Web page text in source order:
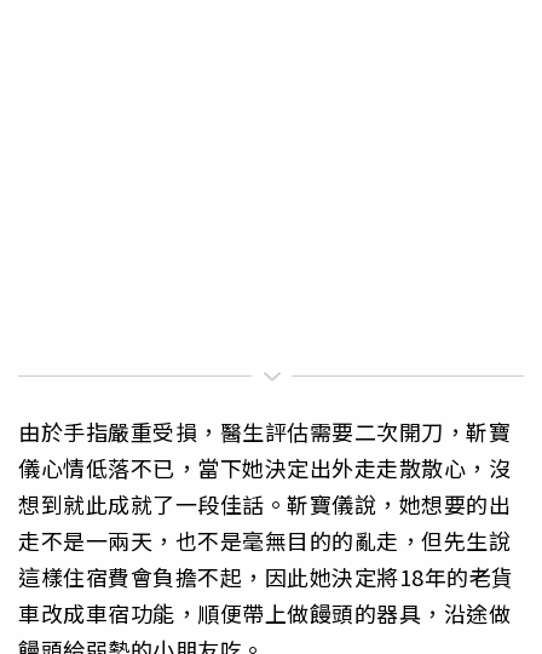
由於手指嚴重受損，醫生評估需要二次開刀，靳寶
儀心情低落不已，當下她決定出外走走散散心，沒
想到就此成就了一段佳話。靳寶儀說，她想要的出
走不是一兩天，也不是毫無目的的亂走，但先生說
這樣住宿費會負擔不起，因此她決定將18年的老貨
車改成車宿功能，順便帶上做饅頭的器具，沿途做